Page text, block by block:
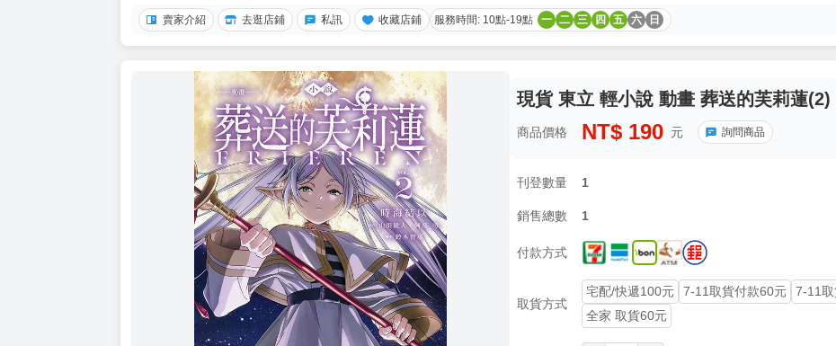
賣家介紹 去逛店鋪 私訊 收藏店鋪 服務時間: 10點-19點 一 二 三 四 五 六 日
現貨 東立 輕小說 動畫 葬送的芙莉蓮(2)
商品價格 NT$ 190 元 詢問商品
刊登數量 1
銷售總數 1
付款方式
取貨方式
宅配/快遞100元 7-11取貨付款60元 7-11
全家 取貨60元